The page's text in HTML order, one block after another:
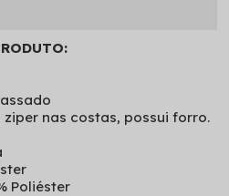
ziper nas costas, possui forro.
Poliéster